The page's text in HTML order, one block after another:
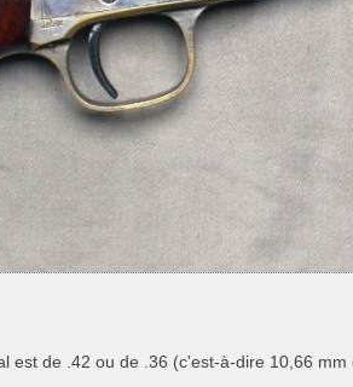
est de .42 ou de .36 (c'est-à-dire 10,66